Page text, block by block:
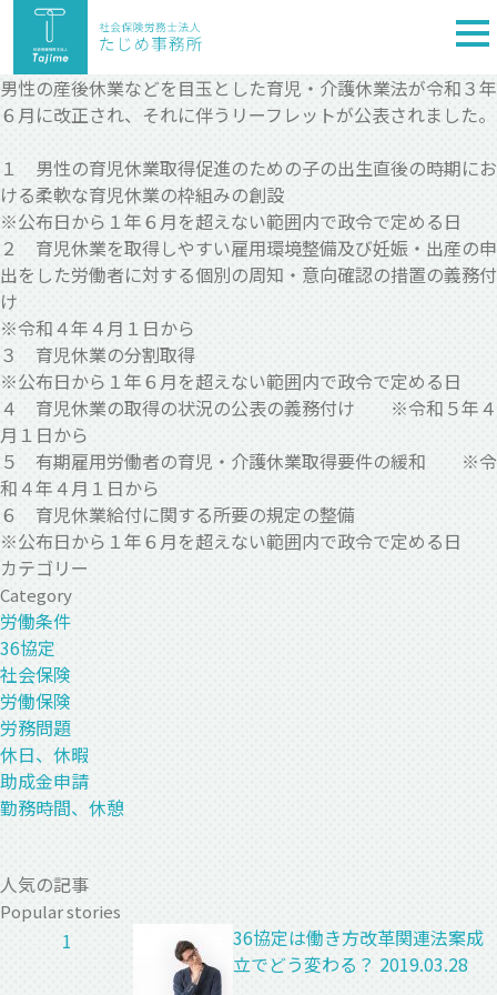
男性の産後休業などを目玉とした育児・介護休業法が令和３年
６月に改正され、それに伴うリーフレットが公表されました。
１ 男性の育児休業取得促進のための子の出生直後の時期にお
ける柔軟な育児休業の枠組みの創設
※公布日から１年６月を超えない範囲内で政令で定める日
２ 育児休業を取得しやすい雇用環境整備及び妊娠・出産の申
出をした労働者に対する個別の周知・意向確認の措置の義務付
け
※令和４年４月１日から
３ 育児休業の分割取得
※公布日から１年６月を超えない範囲内で政令で定める日
４ 育児休業の取得の状況の公表の義務付け ※令和５年４
月１日から
５ 有期雇用労働者の育児・介護休業取得要件の緩和 ※令
和４年４月１日から
６ 育児休業給付に関する所要の規定の整備
※公布日から１年６月を超えない範囲内で政令で定める日
カテゴリー
Category
労働条件
36協定
社会保険
労働保険
労務問題
休日、休暇
助成金申請
勤務時間、休憩
人気の記事
Popular stories
1
36協定は働き方改革関連法案成
立でどう変わる？ 2019.03.28